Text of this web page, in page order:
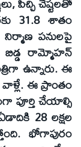
31.8 శాతం
పనులపై
బిడ్డ రామ్మోహన్‌
ఉన్నారు. ఈ
వాళ్లే. ఈ ప్రాంతం
పూర్తి చేయాల్సి
28 లక్షల
భోగాపురం